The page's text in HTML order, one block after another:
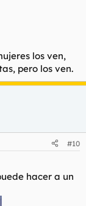
los ven,
pero los ven.
#10
hacer a un